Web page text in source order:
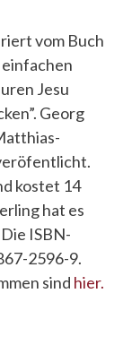
vom Buch
einfachen
Jesu
Georg
kostet 14
hat es
ISBN-
2596-9.
sind hier.